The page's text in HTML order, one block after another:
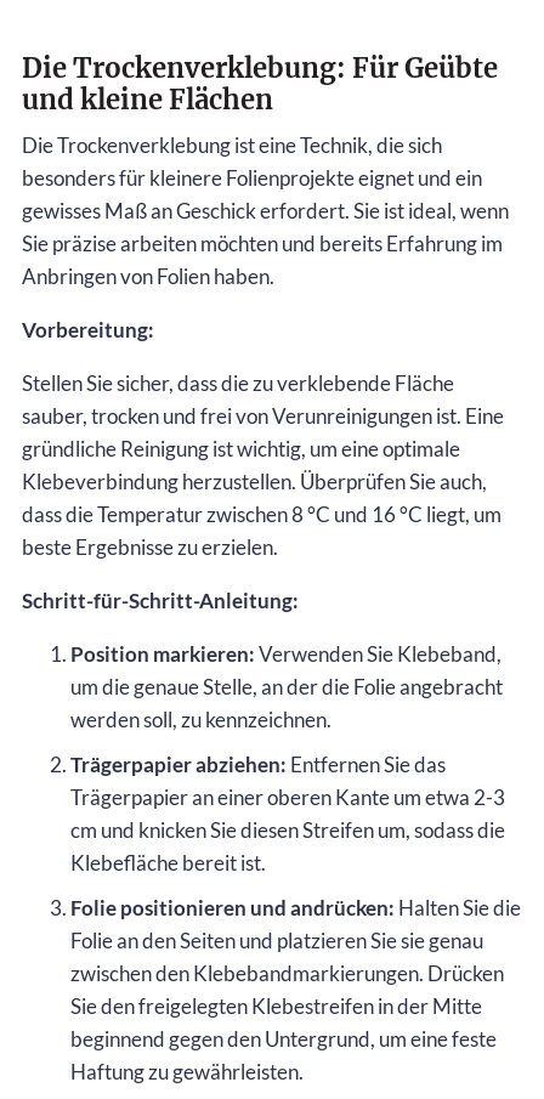
Die Trockenverklebung: Für Geübte
und kleine Flächen
Die Trockenverklebung ist eine Technik, die sich
besonders für kleinere Folienprojekte eignet und ein
gewisses Maß an Geschick erfordert. Sie ist ideal, wenn
Sie präzise arbeiten möchten und bereits Erfahrung im
Anbringen von Folien haben.
Vorbereitung:
Stellen Sie sicher, dass die zu verklebende Fläche
sauber, trocken und frei von Verunreinigungen ist. Eine
gründliche Reinigung ist wichtig, um eine optimale
Klebeverbindung herzustellen. Überprüfen Sie auch,
dass die Temperatur zwischen 8 °C und 16 °C liegt, um
beste Ergebnisse zu erzielen.
Schritt-für-Schritt-Anleitung:
Position markieren:Verwenden Sie Klebeband,
um die genaue Stelle, an der die Folie angebracht
werden soll, zu kennzeichnen.
Trägerpapier abziehen: Entfernen Sie das
Trägerpapier an einer oberen Kante um etwa 2-3
cm und knicken Sie diesen Streifen um, sodass die
Klebefläche bereit ist.
Folie positionieren und andrücken: Halten Sie die
Folie an den Seiten und platzieren Sie sie genau
zwischen den Klebebandmarkierungen. Drücken
Sie den freigelegten Klebestreifen in der Mitte
beginnend gegen den Untergrund, um eine feste
Haftung zu gewährleisten.